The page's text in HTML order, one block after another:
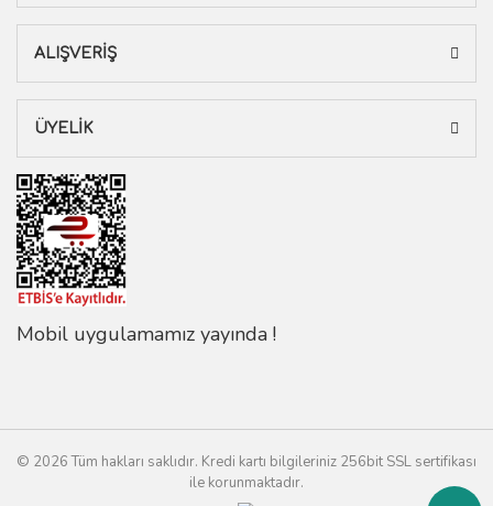
ALIŞVERİŞ
ÜYELİK
Mobil uygulamamız yayında !
© 2026 Tüm hakları saklıdır. Kredi kartı bilgileriniz 256bit SSL sertifikası
ile korunmaktadır.